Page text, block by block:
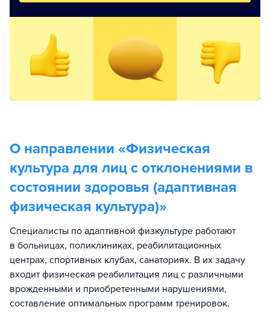
О направлении «Физическая
культура для лиц с отклонениями в
состоянии здоровья (адаптивная
физическая культура)»
Специалисты по адаптивной физкультуре работают
в больницах, поликлиниках, реабилитационных
центрах, спортивных клубах, санаториях. В их задачу
входит физическая реабилитация лиц с различными
врожденными и приобретенными нарушениями,
составление оптимальных программ тренировок.